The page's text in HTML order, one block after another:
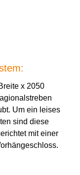
x 2050
Um ein leises
sind diese
mit einer